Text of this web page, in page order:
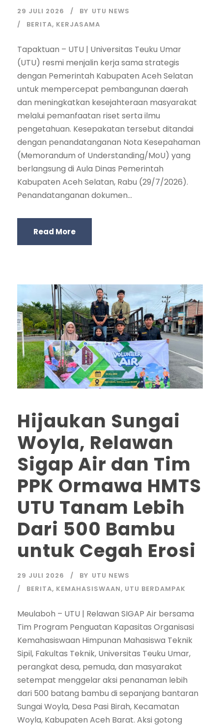
29 JULI 2026 BY UTU NEWS
BERITA, KERJASAMA
Tapaktuan – UTU | Universitas Teuku Umar
(UTU) resmi menjalin kerja sama strategis
dengan Pemerintah Kabupaten Aceh Selatan
untuk mempercepat pembangunan daerah
dan meningkatkan kesejahteraan masyarakat
melalui pemanfaatan riset serta ilmu
pengetahuan. Kesepakatan tersebut ditandai
dengan penandatanganan Nota Kesepahaman
(Memorandum of Understanding/MoU) yang
berlangsung di Aula Dinas Pemerintah
Kabupaten Aceh Selatan, Rabu (29/7/2026).
Penandatanganan dokumen...
Read More
Hijaukan Sungai
Woyla, Relawan
Sigap Air dan Tim
PPK Ormawa HMTS
UTU Tanam Lebih
Dari 500 Bambu
untuk Cegah Erosi
29 JULI 2026 BY UTU NEWS
BERITA, KEMAHASISWAAN, UTU BERDAMPAK
Meulaboh – UTU | Relawan SIGAP Air bersama
Tim Program Penguatan Kapasitas Organisasi
Kemahasiswaan Himpunan Mahasiswa Teknik
Sipil, Fakultas Teknik, Universitas Teuku Umar,
perangkat desa, pemuda, dan masyarakat
setempat menggelar aksi penanaman lebih
dari 500 batang bambu di sepanjang bantaran
Sungai Woyla, Desa Pasi Birah, Kecamatan
Woyla, Kabupaten Aceh Barat. Aksi gotong